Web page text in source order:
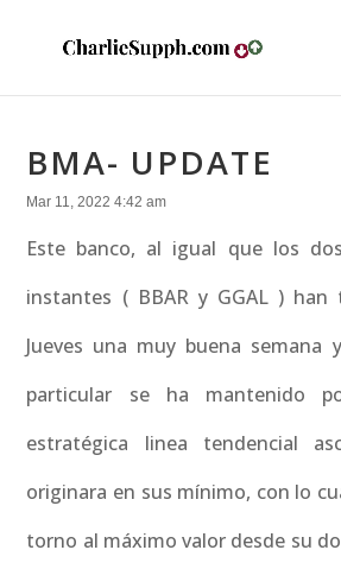
BMA- UPDATE
Mar 11, 2022 4:42 am
Este banco, al igual que los
instantes ( BBAR y GGAL ) han
Jueves una muy buena semana
particular se ha mantenido
estratégica linea tendencial
originara en sus mínimo, con lo
torno al máximo valor desde su